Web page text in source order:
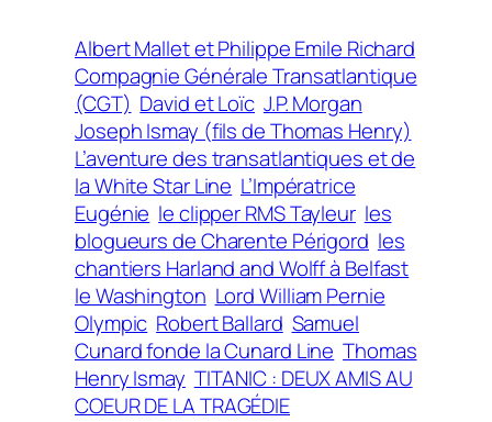
Albert Mallet et Philippe Emile Richard
Compagnie Générale Transatlantique
(CGT) David et Loïc J.P. Morgan
Joseph Ismay (fils de Thomas Henry)
L’aventure des transatlantiques et de
la White Star Line L’Impératrice
Eugénie le clipper RMS Tayleur les
blogueurs de Charente Périgord les
chantiers Harland and Wolff à Belfast
le Washington Lord William Pernie
Olympic Robert Ballard Samuel
Cunard fonde la Cunard Line Thomas
Henry Ismay TITANIC : DEUX AMIS AU
COEUR DE LA TRAGÉDIE